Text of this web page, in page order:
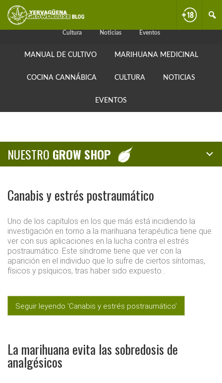
Skip
primary
Skip
content
Skip
primary
Manual de cultivo Cocina cannábica
Cultura Noticias Eventos
MANUAL DE CULTIVO MARIHUANA MEDICINAL
COCINA CANNÁBICA CULTURA NOTICIAS
EVENTOS
Canabis y estrés postraumático
Uno de los capítulos en los que más está incidiendo la
investigación en torno a la marihuana terapéutica tiene que
ver con sus aplicaciones en la lucha contra el estrés
postraumático. Este síndrome tiene que ver con la
aparición en el individuo que lo sufre de ciertos síntomas,
físicos y psíquicos, tras haber sido expuesto…
Seguir leyendo ‘Canabis y estrés postraumático’
La marihuana evita las sobredosis de
analgésicos
NUESTRO GROW SHOP